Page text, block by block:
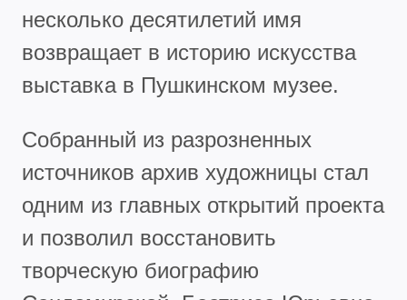
несколько десятилетий имя
возвращает в историю искусства
выставка в Пушкинском музее.
Собранный из разрозненных
источников архив художницы стал
одним из главных открытий проекта
и позволил восстановить
творческую биографию